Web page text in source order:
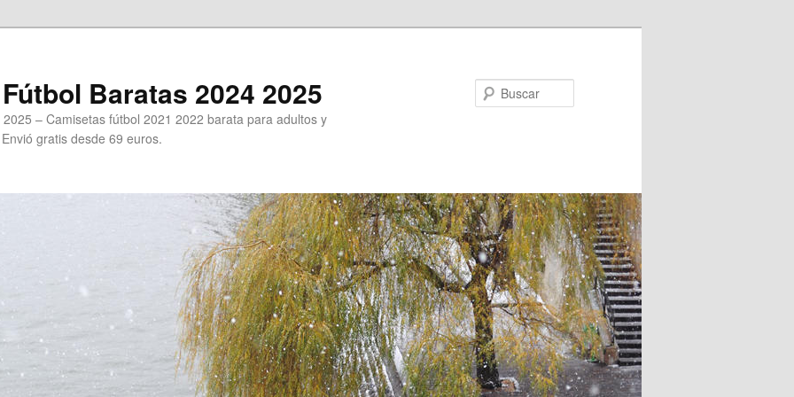
Baratas 2024 2025
– Camisetas fútbol 2021 2022 barata para adultos y
gratis desde 69 euros.